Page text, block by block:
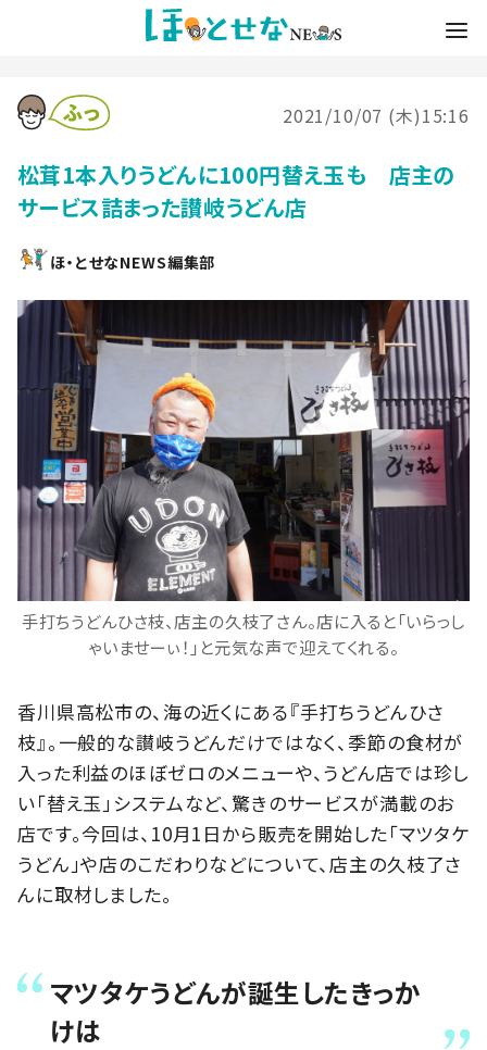
2021/10/07 (木)15:16
松茸1本入りうどんに100円替え玉も 店主の
サービス詰まった讃岐うどん店
ほ・とせなNEWS編集部
手打ちうどんひさ枝、店主の久枝了さん。店に入ると「いらっし
ゃいませーぃ！」と元気な声で迎えてくれる。
香川県高松市の、海の近くにある『手打ちうどんひさ
枝』。一般的な讃岐うどんだけではなく、季節の食材が
入った利益のほぼゼロのメニューや、うどん店では珍し
い「替え玉」システムなど、驚きのサービスが満載のお
店です。今回は、10月1日から販売を開始した「マツタケ
うどん」や店のこだわりなどについて、店主の久枝了さ
んに取材しました。
マツタケうどんが誕生したきっか
けは